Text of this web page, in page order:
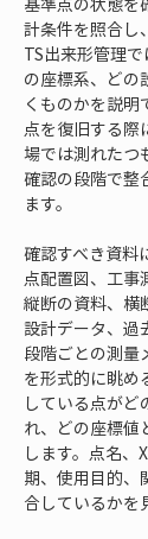
計条件を照合し
TS出来形管理
の座標系、どの
くものかを説
点を復旧する際
場では測れたつ
確認の段階で整
ます。
確認すべき資料
点配置図、工事
縦断の資料、横
設計データ、過
段階ごとの測量
を形式的に眺め
している点がど
れ、どの座標値
します。点名、
期、使用目的、
合しているかを